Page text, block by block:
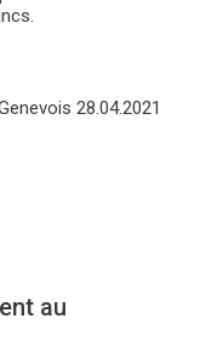
28.04.2021
au